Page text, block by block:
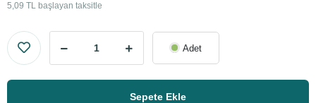
5,09 TL başlayan taksitle
Adet
Sepete Ekle